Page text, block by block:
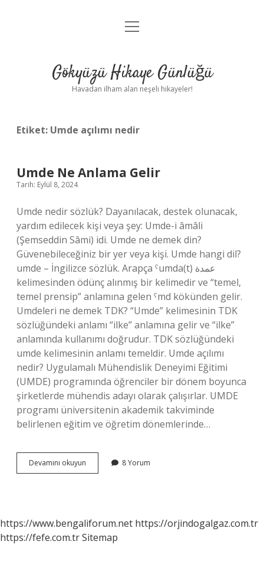
Anasayfa
Yasal Uyarı
menüyü
Gökyüzü Hikaye Günlüğü
Havadan ilham alan neşeli hikayeler!
Etiket: Umde açılımı nedir
Umde Ne Anlama Gelir
Tarih: Eylül 8, 2024
Umde nedir sözlük? Dayanılacak, destek olunacak,
yardım edilecek kişi veya şey: Umde-i âmâli
(Şemseddin Sâmi) idi. Umde ne demek din?
Güvenebileceğiniz bir yer veya kişi. Umde hangi dil?
umde – İngilizce sözlük. Arapça ˁumda(t) عمدة
kelimesinden ödünç alınmış bir kelimedir ve “temel,
temel prensip” anlamına gelen ˁmd kökünden gelir.
Umdeleri ne demek TDK? “Umde” kelimesinin TDK
sözlüğündeki anlamı “ilke” anlamına gelir ve “ilke”
anlamında kullanımı doğrudur. TDK sözlüğündeki
umde kelimesinin anlamı temeldir. Umde açılımı
nedir? Uygulamalı Mühendislik Deneyimi Eğitimi
(UMDE) programında öğrenciler bir dönem boyunca
şirketlerde mühendis adayı olarak çalışırlar. UMDE
programı üniversitenin akademik takviminde
belirlenen eğitim ve öğretim dönemlerinde…
Devamını okuyun
Ne
8 Yorum
https://www.bengaliforum.net https://orjindogalgaz.com.tr
https://fefe.com.trSitemap